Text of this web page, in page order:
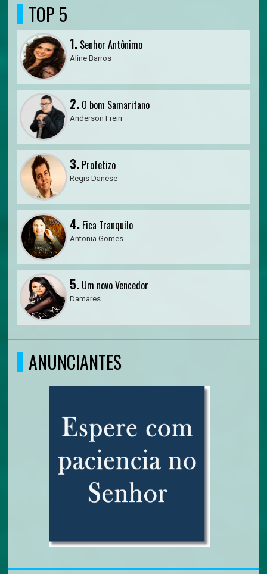
TOP 5
1. Senhor Antônimo
Aline Barros
2. O bom Samaritano
Anderson Freiri
3. Profetizo
Regis Danese
4. Fica Tranquilo
Antonia Gomes
5. Um novo Vencedor
Damares
ANUNCIANTES